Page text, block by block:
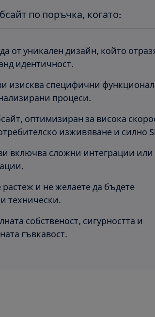
по поръчка, когато:
от уникален дизайн, който
идентичност.
изисква специфични
процеси.
оптимизиран за висока
изживяване и силно
включва сложни интеграции или
и не желаете да бъдете
технически.
собственост, сигурността и
гъвкавост.